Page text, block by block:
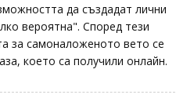
да създадат лични
вероятна". Според тези
за самоналоженото вето се
което са получили онлайн.